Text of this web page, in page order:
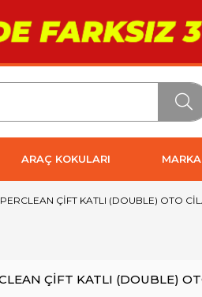
ARAÇ KOKULARI
ÇİFT KATLI (DOUBLE) OTO
ÇİFT KATLI (DOUBLE)